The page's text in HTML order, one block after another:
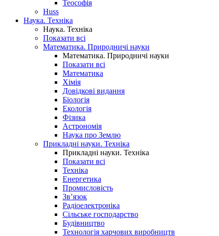
Теософія
Huss
Наука. Техніка
Наука. Техніка
Показати всі
Математика. Природничі науки
Математика. Природничі науки
Показати всі
Математика
Хімія
Довідкові видання
Біологія
Екологія
Фізика
Астрономія
Наука про Землю
Прикладні науки. Техніка
Прикладні науки. Техніка
Показати всі
Техніка
Енергетика
Промисловість
Зв’язок
Радіоелектроніка
Сільське господарство
Будівництво
Технологія харчових виробництв